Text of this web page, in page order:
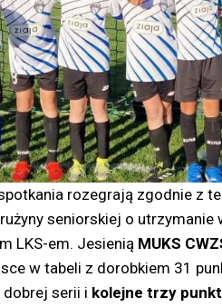
rozegrają zgodnie z
seniorskiej o
LKS-em. Jesienią MUKS
w tabeli z dorobkiem 31
serii i kolejne trzy